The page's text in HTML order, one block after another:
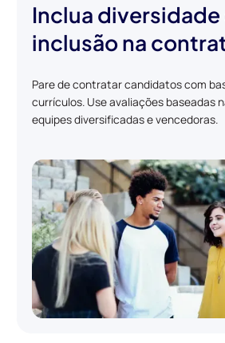
Inclua diversidade
inclusão na
Pare de contratar candidatos com
currículos. Use avaliações baseadas
equipes diversificadas e vencedoras.